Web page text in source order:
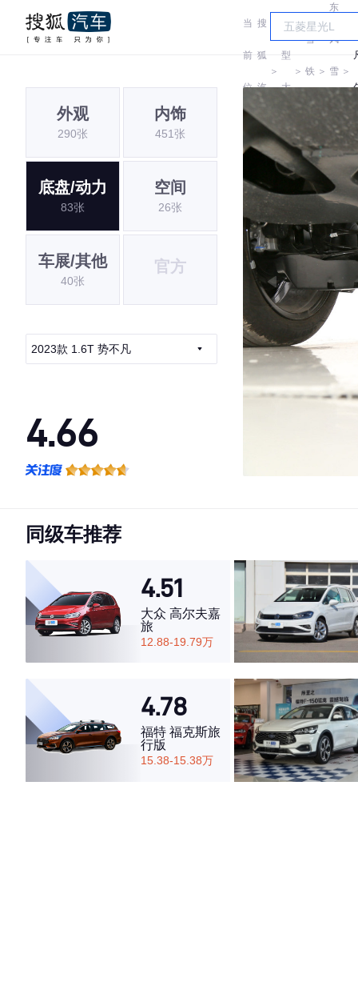
当
前
位
置:
搜
狐
汽
车
＞
车
型
大
＞
雪
铁
龙
＞
东
风
雪
龙
＞
外观
290张
内饰
451张
底盘/动力
83张
空间
26张
车展/其他
40张
官方
2023款 1.6T 势不凡
4.66
·空间表现较为优秀，优于53%同级车
同级车推荐
4.51
大众 高尔夫嘉
旅
12.88-19.79万
4.78
福特 福克斯旅
行版
15.38-15.38万